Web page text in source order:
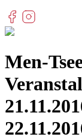
Men-